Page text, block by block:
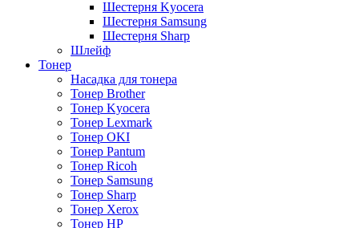
Шестерня Kyocera
Шестерня Samsung
Шестерня Sharp
Шлейф
Тонер
Насадка для тонера
Тонер Brother
Тонер Kyocera
Тонер Lexmark
Тонер OKI
Тонер Pantum
Тонер Ricoh
Тонер Samsung
Тонер Sharp
Тонер Xerox
Тонер НР